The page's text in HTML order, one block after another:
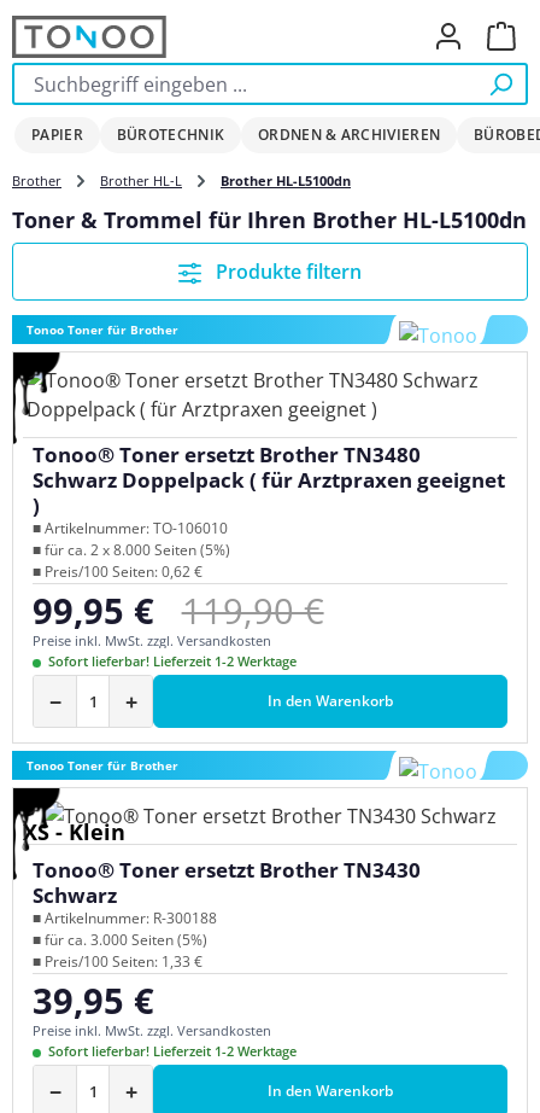
Zum Hauptinhalt springen
PAPIER BÜROTECHNIK ORDNEN & ARCHIVIEREN
Brother Brother HL-L Brother HL-L5100dn
Toner & Trommel für Ihren Brother HL-L5100dn
Produkte filtern
Tonoo Toner für Brother
Tonoo® Toner ersetzt Brother TN3480
Schwarz Doppelpack ( für Arztpraxen geeignet
)
■ Artikelnummer: TO-106010
■ für ca. 2 x 8.000 Seiten (5%)
■ Preis/100 Seiten: 0,62 €
Verkaufspreis:
99,95 € Regulärer Preis:
119,90 €
Preise inkl. MwSt. zzgl. Versandkosten
Sofort lieferbar! Lieferzeit 1-2 Werktage
− + In den Warenkorb
Tonoo Toner für Brother
XS - Klein
Tonoo® Toner ersetzt Brother TN3430
Schwarz
■ Artikelnummer: R-300188
■ für ca. 3.000 Seiten (5%)
■ Preis/100 Seiten: 1,33 €
Regulärer Preis:
39,95 €
Preise inkl. MwSt. zzgl. Versandkosten
Sofort lieferbar! Lieferzeit 1-2 Werktage
− + In den Warenkorb